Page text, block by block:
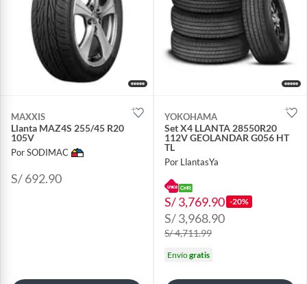
MAXXIS
Llanta MAZ4S 255/45 R20
105V
Por SODIMAC
S/ 692.90
YOKOHAMA
Set X4 LLANTA 28550R20
112V GEOLANDAR G056 HT
TL
Por LlantasYa
S/ 3,769.90 -20%
S/ 3,968.90
S/ 4,711.99
Envíogratis